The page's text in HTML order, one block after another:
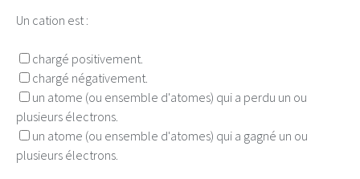
Un cation est :
chargé positivement.
chargé négativement.
un atome (ou ensemble d'atomes) qui a perdu un ou
plusieurs électrons.
un atome (ou ensemble d'atomes) qui a gagné un ou
plusieurs électrons.